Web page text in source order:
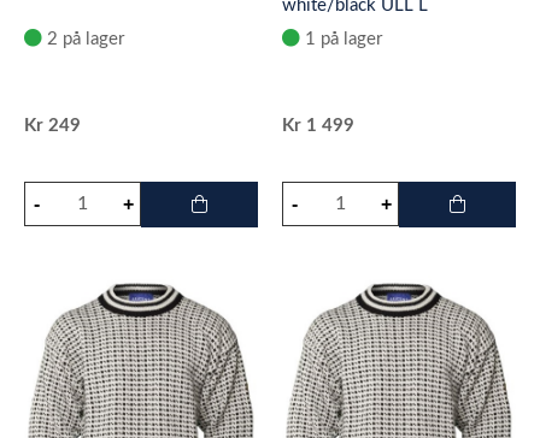
2 på lager
Kr 249
white/black ULL L
1 på lager
Kr 1 499